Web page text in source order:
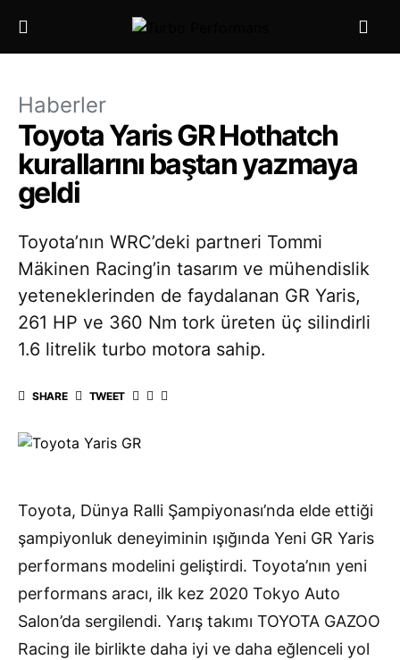
Haberler
Toyota Yaris GR Hothatch
kurallarını baştan yazmaya
geldi
Toyota’nın WRC’deki partneri Tommi
Mäkinen Racing’in tasarım ve mühendislik
yeteneklerinden de faydalanan GR Yaris,
261 HP ve 360 Nm tork üreten üç silindirli
1.6 litrelik turbo motora sahip.
SHARE TWEET
Toyota, Dünya Ralli Şampiyonası’nda elde ettiği
şampiyonluk deneyiminin ışığında Yeni GR Yaris
performans modelini geliştirdi. Toyota’nın yeni
performans aracı, ilk kez 2020 Tokyo Auto
Salon’da sergilendi. Yarış takımı TOYOTA GAZOO
Racing ile birlikte daha iyi ve daha eğlenceli yol